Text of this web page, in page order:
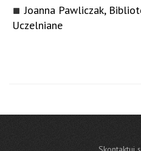
Joanna Pawliczak,
Uczelniane